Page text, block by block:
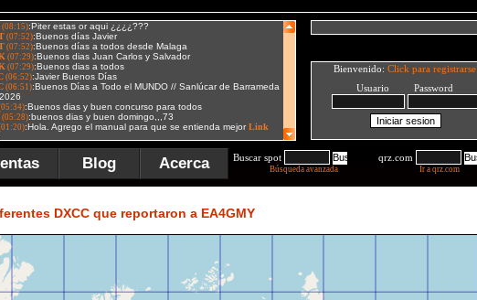
Bienvenido: Click para registrarse
Usuario Password
Blog Acerca Buscar spot
Búsqueda avanzada
qrz.com
Ir a qrz.com
DXCC que reportaron a EA4GMY
IR JR KR LR MR NR OR PR QR